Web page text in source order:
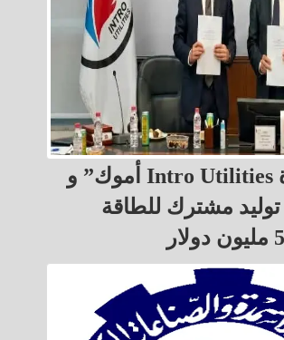
أموك” و Intro Utilities توقعان مذكرة
مشترك للطاقة